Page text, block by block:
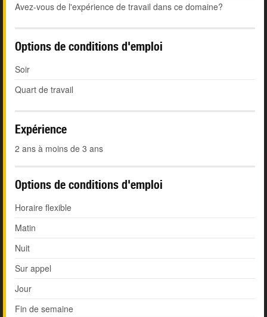
Avez-vous de l'expérience de travail dans ce domaine?
Options de conditions d'emploi
Soir
Quart de travail
Expérience
2 ans à moins de 3 ans
Options de conditions d'emploi
Horaire flexible
Matin
Nuit
Sur appel
Jour
Fin de semaine